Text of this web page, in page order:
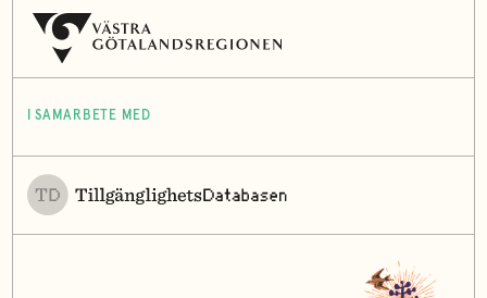
I SAMARBETE MED